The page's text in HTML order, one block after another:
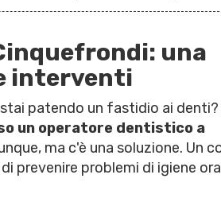
una
interventi
patendo un fastidio ai denti?
un operatore dentistico a
ma c'è una soluzione. Un
prevenire problemi di igiene